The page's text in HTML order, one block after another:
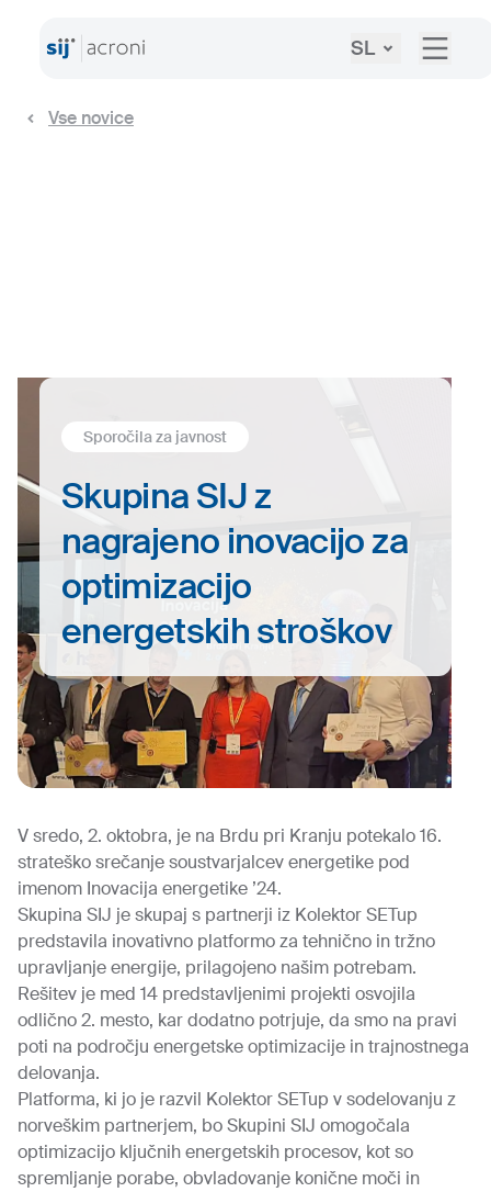
SL
Vse novice
Sporočila za javnost
Skupina SIJ z
nagrajeno inovacijo za
optimizacijo
energetskih stroškov
V sredo, 2. oktobra, je na Brdu pri Kranju potekalo 16.
strateško srečanje soustvarjalcev energetike pod
imenom Inovacija energetike ’24.
Skupina SIJ je skupaj s partnerji iz Kolektor SETup
predstavila inovativno platformo za tehnično in tržno
upravljanje energije, prilagojeno našim potrebam.
Rešitev je med 14 predstavljenimi projekti osvojila
odlično 2. mesto, kar dodatno potrjuje, da smo na pravi
poti na področju energetske optimizacije in trajnostnega
delovanja.
Platforma, ki jo je razvil Kolektor SETup v sodelovanju z
norveškim partnerjem, bo Skupini SIJ omogočala
optimizacijo ključnih energetskih procesov, kot so
spremljanje porabe, obvladovanje konične moči in